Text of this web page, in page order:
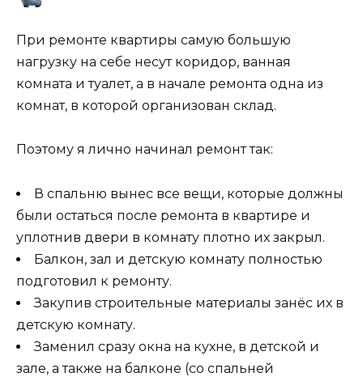
При ремонте квартиры самую большую
нагрузку на себе несут коридор, ванная
комната и туалет, а в начале ремонта одна из
комнат, в которой организован склад.
Поэтому я лично начинал ремонт так:
В спальню вынес все вещи, которые должны
были остаться после ремонта в квартире и
уплотнив двери в комнату плотно их закрыл.
Балкон, зал и детскую комнату полностью
подготовил к ремонту.
Закупив строительные материалы занёс их в
детскую комнату.
Заменил сразу окна на кухне, в детской и
зале, а также на балконе (со спальней